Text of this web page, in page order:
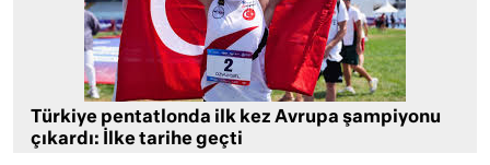
Türkiye pentatlonda ilk kez Avrupa şampiyonu
çıkardı: İlke tarihe geçti